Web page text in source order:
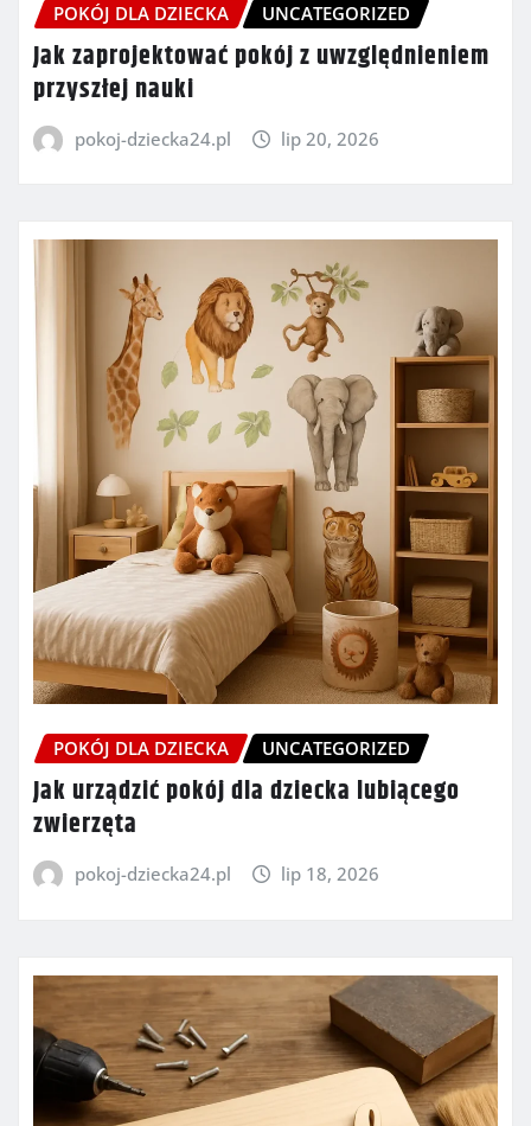
POKÓJ DLA DZIECKA UNCATEGORIZED
Jak zaprojektować pokój z uwzględnieniem
przyszłej nauki
pokoj-dziecka24.pl lip 20, 2026
POKÓJ DLA DZIECKA UNCATEGORIZED
Jak urządzić pokój dla dziecka lubiącego
zwierzęta
pokoj-dziecka24.pl lip 18, 2026